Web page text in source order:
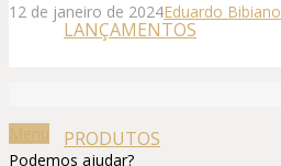
LANÇAMENTOS
PRODUTOS
12 de janeiro de 2024Eduardo Bibiano
Menu
Podemos ajudar?